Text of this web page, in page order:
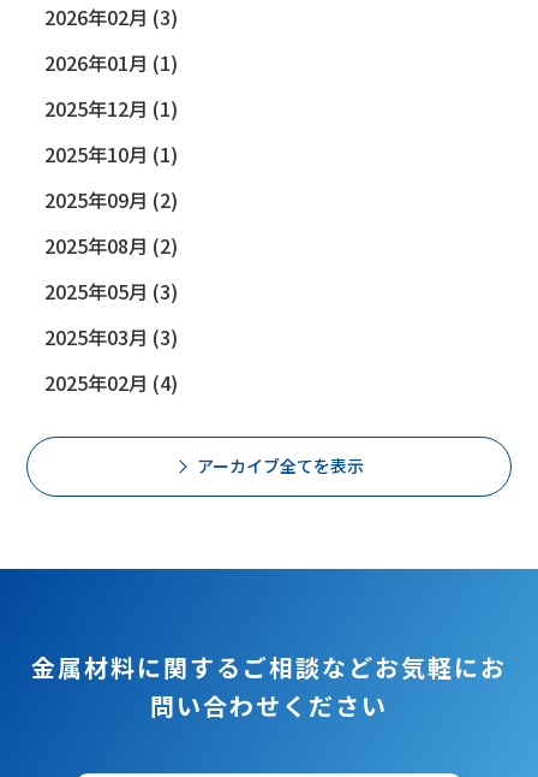
2026年02月 (3)
2026年01月 (1)
2025年12月 (1)
2025年10月 (1)
2025年09月 (2)
2025年08月 (2)
2025年05月 (3)
2025年03月 (3)
2025年02月 (4)
アーカイブ全てを表示
金属材料に関するご相談などお気軽にお
問い合わせください